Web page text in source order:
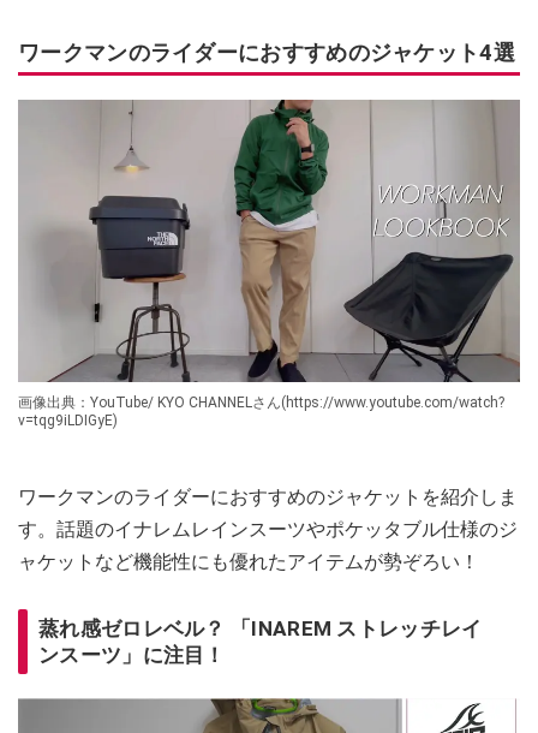
ワークマンのライダーにおすすめのジャケット4選
画像出典：YouTube/ KYO CHANNELさん(https://www.youtube.com/watch?
v=tqg9iLDIGyE)
ワークマンのライダーにおすすめのジャケットを紹介しま
す。話題のイナレムレインスーツやポケッタブル仕様のジ
ャケットなど機能性にも優れたアイテムが勢ぞろい！
蒸れ感ゼロレベル？ 「INAREM ストレッチレイ
ンスーツ」に注目！